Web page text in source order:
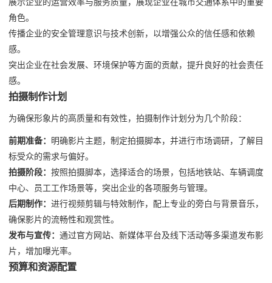
角色。
传播企业的安全管理意识与技术创新，以增强公众的信任感和依赖
感。
突出企业在社会发展、环境保护等方面的贡献，提升良好的社会责任
感。
拍摄制作计划
为确保形象片的高质量和有效性，拍摄制作计划分为几个阶段：
前期准备：
明确影片主题，制定拍摄脚本，并进行市场调研，了解目
标受众的需求与偏好。
拍摄阶段： 按照拍摄脚本，选择适合的场景，包括地铁站、车辆调度
中心、员工工作场景等，突出企业的各项服务与管理。
后期制作： 进行视频剪辑与特效制作，配上专业的旁白与背景音乐，
确保影片的流畅性和观赏性。
发布与宣传： 通过官方网站、新媒体平台及线下活动等多渠道发布影
片，增加曝光率。
预算和资源配置